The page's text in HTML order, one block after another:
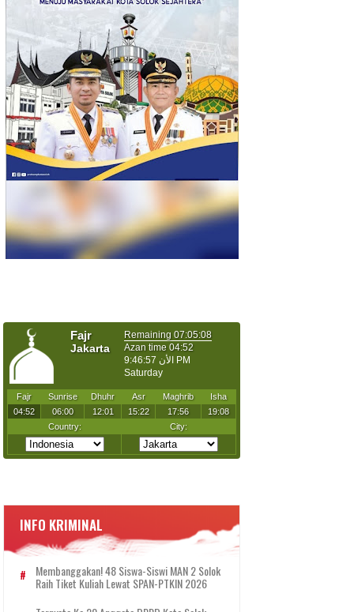
INFO KRIMINAL
Membanggakan! 48 Siswa-Siswi MAN 2 Solok
Raih Tiket Kuliah Lewat SPAN-PTKIN 2026